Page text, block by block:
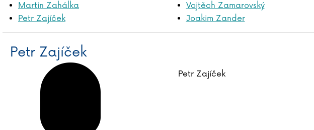
Martin Zahálka
Petr Zajíček
Vojtěch Zamarovský
Joakim Zander
Petr Zajíček
Petr Zajíček